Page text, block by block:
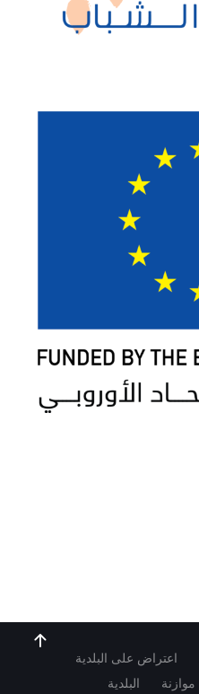
اعتراض على البلدية
موازنة البلدية